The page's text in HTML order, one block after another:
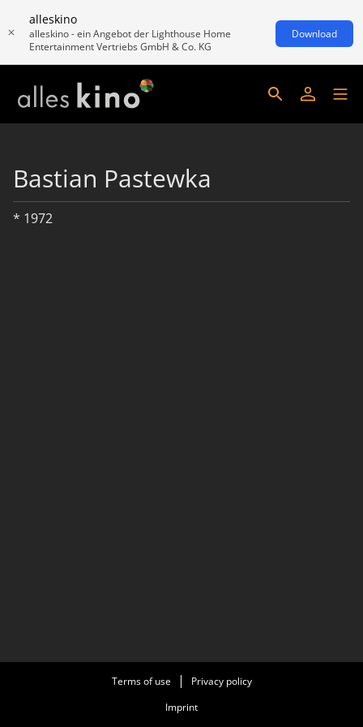
alleskino
alleskino - ein Angebot der Lighthouse Home
Entertainment Vertriebs GmbH & Co. KG
Download
Bastian Pastewka
* 1972
Terms of use
Privacy policy
Imprint